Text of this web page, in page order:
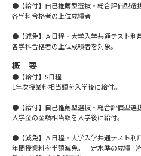
幼稚園教員資格認定試験
高等学校（情報）教員資格認定
大学研究
大学で学べる内容や特徴を調
●【給付】自己推薦型選抜・総合評価型選
各学科合格者の上位成績者
●【減免】Ａ日程・大学入学共通テスト利
各学科合格者の上位成績者を対象。
概 要
●【給付】S日程
1年次授業料相当額を入学後に給付。
●【給付】自己推薦型選抜・総合評価型選
入学金の金額相当額を入学後に給付。
●【減免】Ａ日程・大学入学共通テスト利
年間授業料を半額減免。一定水準の成績（